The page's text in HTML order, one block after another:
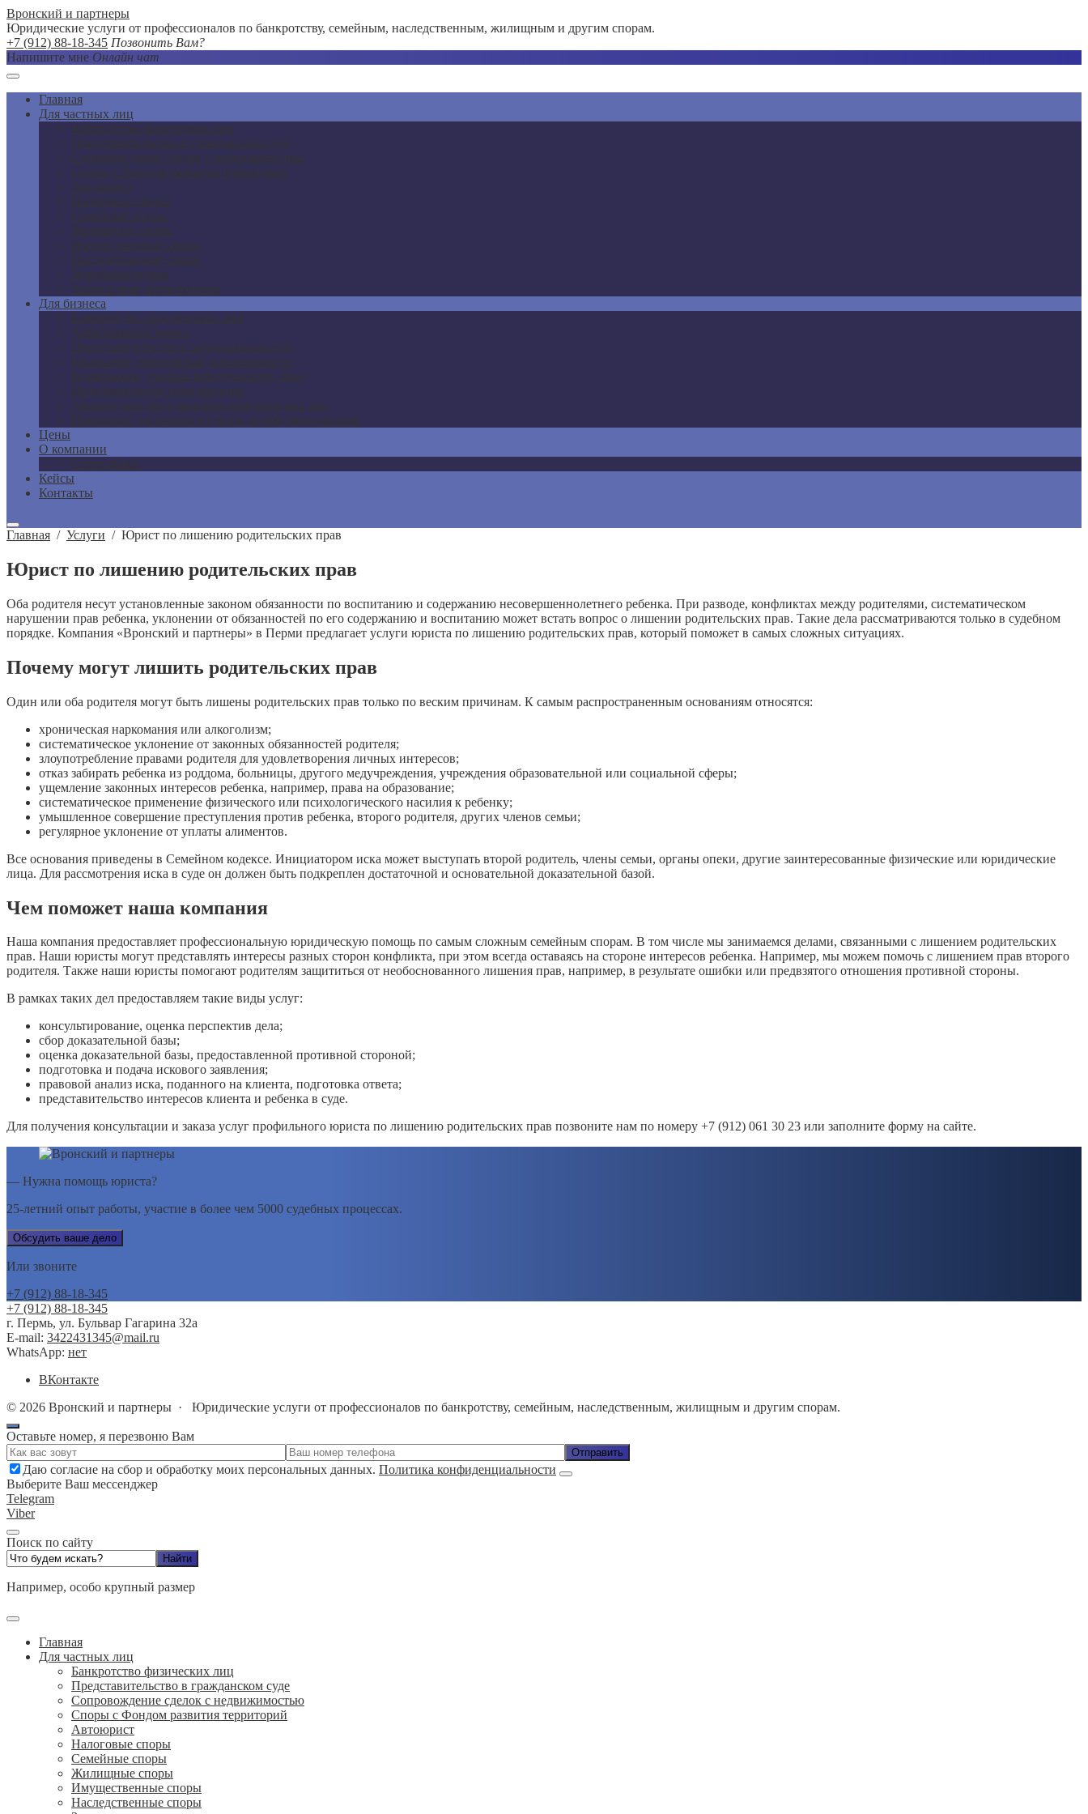
Вронский и партнеры
Юридические услуги от профессионалов по банкротству, семейным, наследственным, жилищным и другим спорам.
+7 (912) 88-18-345 Позвонить Вам?
Напишите мне Онлайн чат
Главная
Для частных лиц
Банкротство физических лиц
Представительство в гражданском суде
Сопровождение сделок с недвижимостью
Споры с Фондом развития территорий
Автоюрист
Налоговые споры
Семейные споры
Жилищные споры
Имущественные споры
Наследственные споры
Земельные споры
Защита прав потребителей
Для бизнеса
Банкротство юридических лиц
Арбитражный юрист
Представительство в арбитражном суде
Взыскание дебиторской задолженности
Возмещение убытков юридическому лицу
Исполнительное производство
Абонентское обслуживание юридических лиц
Признание договоров и сделок недействительными
Цены
О компании
Сотрудники
Кейсы
Контакты
Главная / Услуги / Юрист по лишению родительских прав
Юрист по лишению родительских прав
Оба родителя несут установленные законом обязанности по воспитанию и содержанию несовершеннолетнего ребенка. При разводе, конфликтах между родителями, систематическом
нарушении прав ребенка, уклонении от обязанностей по его содержанию и воспитанию может встать вопрос о лишении родительских прав. Такие дела рассматриваются только в судебном
порядке. Компания «Вронский и партнеры» в Перми предлагает услуги юриста по лишению родительских прав, который поможет в самых сложных ситуациях.
Почему могут лишить родительских прав
Один или оба родителя могут быть лишены родительских прав только по веским причинам. К самым распространенным основаниям относятся:
хроническая наркомания или алкоголизм;
систематическое уклонение от законных обязанностей родителя;
злоупотребление правами родителя для удовлетворения личных интересов;
отказ забирать ребенка из роддома, больницы, другого медучреждения, учреждения образовательной или социальной сферы;
ущемление законных интересов ребенка, например, права на образование;
систематическое применение физического или психологического насилия к ребенку;
умышленное совершение преступления против ребенка, второго родителя, других членов семьи;
регулярное уклонение от уплаты алиментов.
Все основания приведены в Семейном кодексе. Инициатором иска может выступать второй родитель, члены семьи, органы опеки, другие заинтересованные физические или юридические
лица. Для рассмотрения иска в суде он должен быть подкреплен достаточной и основательной доказательной базой.
Чем поможет наша компания
Наша компания предоставляет профессиональную юридическую помощь по самым сложным семейным спорам. В том числе мы занимаемся делами, связанными с лишением родительских
прав. Наши юристы могут представлять интересы разных сторон конфликта, при этом всегда оставаясь на стороне интересов ребенка. Например, мы можем помочь с лишением прав второго
родителя. Также наши юристы помогают родителям защититься от необоснованного лишения прав, например, в результате ошибки или предвзятого отношения противной стороны.
В рамках таких дел предоставляем такие виды услуг:
консультирование, оценка перспектив дела;
сбор доказательной базы;
оценка доказательной базы, предоставленной противной стороной;
подготовка и подача искового заявления;
правовой анализ иска, поданного на клиента, подготовка ответа;
представительство интересов клиента и ребенка в суде.
Для получения консультации и заказа услуг профильного юриста по лишению родительских прав позвоните нам по номеру +7 (912) 061 30 23 или заполните форму на сайте.
— Нужна помощь юриста?
25-летний опыт работы, участие в более чем 5000 судебных процессах.
Обсудить ваше дело
Или звоните
+7 (912) 88-18-345
+7 (912) 88-18-345
г. Пермь, ул. Бульвар Гагарина 32а
E-mail: 3422431345@mail.ru
WhatsApp: нет
BКонтакте
© 2026 Вронский и партнеры · Юридические услуги от профессионалов по банкротству, семейным, наследственным, жилищным и другим спорам.
Оставьте номер, я перезвоню Вам
Даю согласие на сбор и обработку моих персональных данных. Политика конфиденциальности
Выберите Ваш мессенджер
Telegram
Viber
Поиск по сайту
Например, особо крупный размер
Главная
Для частных лиц
Банкротство физических лиц
Представительство в гражданском суде
Сопровождение сделок с недвижимостью
Споры с Фондом развития территорий
Автоюрист
Налоговые споры
Семейные споры
Жилищные споры
Имущественные споры
Наследственные споры